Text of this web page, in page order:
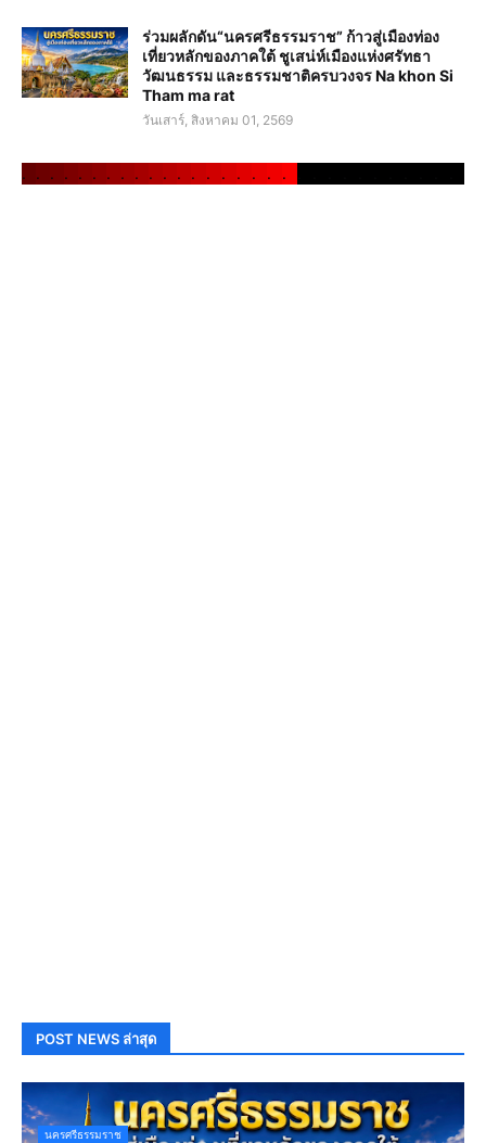
ร่วมผลักดัน“นครศรีธรรมราช” ก้าวสู่เมืองท่อง
เที่ยวหลักของภาคใต้ ชูเสน่ห์เมืองแห่งศรัทธา
วัฒนธรรม และธรรมชาติครบวงจร Na khon Si
Tham ma rat
วันเสาร์, สิงหาคม 01, 2569
. . . . . . . . . . . . . . . . . . .
POST NEWS ล่าสุด
นครศรีธรรมราช